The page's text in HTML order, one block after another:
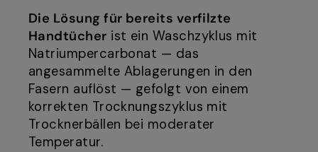
Die Lösung für bereits verfilzte
Handtücher ist ein Waschzyklus mit
Natriumpercarbonat — das
angesammelte Ablagerungen in den
Fasern auflöst — gefolgt von einem
korrekten Trocknungszyklus mit
Trocknerbällen bei moderater
Temperatur.